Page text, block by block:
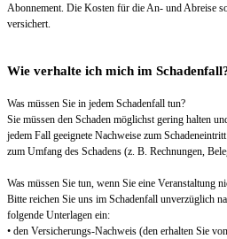
Abonnement. Die Kosten für die An- und Abreise
versichert.
Wie verhalte ich mich im
Was müssen Sie in jedem Schadenfall tun?
Sie müssen den Schaden möglichst gering halten
jedem Fall geeignete Nachweise zum
zum Umfang des Schadens (z. B. Rechnungen,
Was müssen Sie tun, wenn Sie eine Veranstaltung
Bitte reichen Sie uns im Schadenfall unverzüglich
folgende Unterlagen ein:
• den Versicherungs-Nachweis (den erhalten Sie